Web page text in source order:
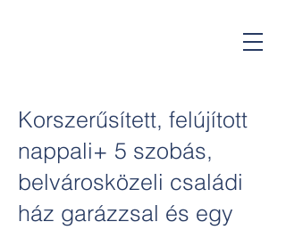
Korszerűsített, felújított
nappali+ 5 szobás,
belvárosközeli családi
ház garázzsal és egy